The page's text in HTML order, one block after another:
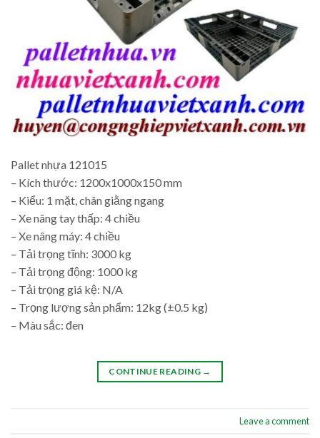
Pallet nhựa 121015
– Kích thước: 1200x1000x150 mm
– Kiểu: 1 mặt, chân giằng ngang
– Xe nâng tay thấp: 4 chiều
– Xe nâng máy: 4 chiều
– Tải trọng tĩnh: 3000 kg
– Tải trọng động: 1000 kg
– Tải trọng giá kệ: N/A
– Trọng lượng sản phẩm: 12kg (±0.5 kg)
– Màu sắc: đen
CONTINUE READING →
Leave a comment